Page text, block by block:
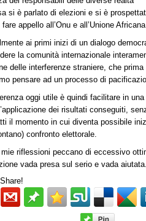
si è parlato di elezioni e si è
fare appello all’Onu e all’Unione
ai primi inizi di un dialogo
la comunità internazionale
delle interferenze straniere, che prima
pensare ad un processo di
oggi utile è quindi facilitare in
dei risultati conseguiti,
il momento in cui diventa possibile
confronto elettorale.
mie riflessioni peccano di eccessivo
vada presa sul serio e vada aiutata.